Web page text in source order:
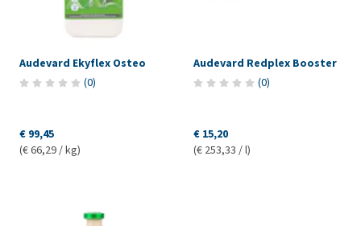
Audevard Ekyflex Osteo
(0)
€ 99,45
(€ 66,29 / kg)
Audevard Redplex Booster
(0)
€ 15,20
(€ 253,33 / l)